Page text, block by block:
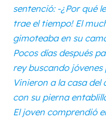
sentenció: -¿Por qué
trae el tiempo! El
gimoteaba en su
Pocos días después
rey buscando
Vinieron a la casa
con su pierna
El joven comprendió